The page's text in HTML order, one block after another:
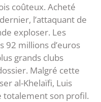
coûteux. Acheté
l’attaquant de
exploser. Les
92 millions d’euros
grands clubs
Malgré cette
al-Khelaïfi, Luis
totalement son profil.